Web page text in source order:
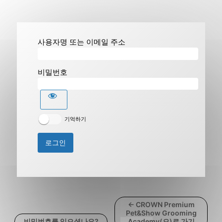
사용자명 또는 이메일 주소
비밀번호
기억하기
← CROWN Premium
Pet&Show Grooming